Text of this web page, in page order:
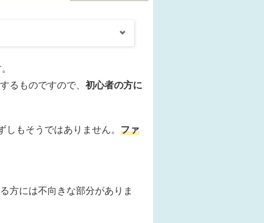
るものですので、 初心者の方に
もそうではありません。 ファ
方には不向きな部分がありま